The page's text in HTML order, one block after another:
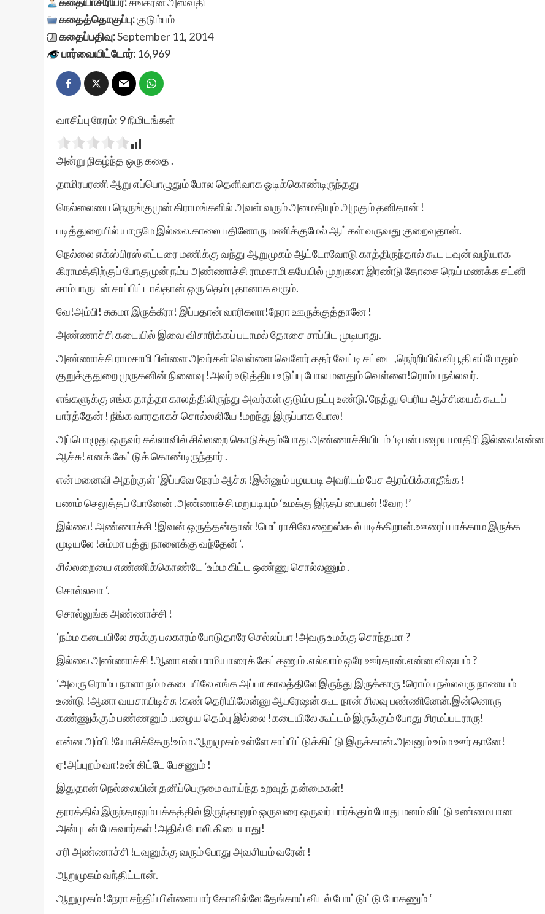
கதைத்தொகுப்பு:குடும்பம்
கதைப்பதிவு:September 11, 2014
பார்வையிட்டோர்: 16,969
வாசிப்பு நேரம்: 9நிமிடங்கள்
அன்று நிகழ்ந்த ஒரு கதை .
தாமிரபரணி ஆறு எப்பொழுதும் போல தெளிவாக ஓடிக்கொண்டிருந்தது
நெல்லையை நெருங்குமுன் கிராமங்களில் அவள் வரும் அமைதியும் அழகும் தனிதான் !
படித்துறையில் யாருமே இல்லை.காலை பதினோரு மணிக்குமேல் ஆட்கள் வருவது குறைவுதான்.
நெல்லை எக்ஸ்பிரஸ் எட்டரை மணிக்கு வந்து ஆறுமுகம் ஆட்டோவோடு காத்திருந்தால் கூட டவுன் வழியாக
கிராமத்திற்குப் போகுமுன் நம்ப அண்ணாச்சி ராமசாமி கபேயில் முறுகலா இரண்டு தோசை நெய் மணக்க சட்னி
சாம்பாருடன் சாப்பிட்டால்தான் ஒரு தெம்பு தானாக வரும்.
வே!அம்பி! சுகமா இருக்கீரா! இப்பதான் வாரிகளா!நேரா ஊருக்குத்தானே !
அண்ணாச்சி கடையில் இவை விசாரிக்கப் படாமல் தோசை சாப்பிட முடியாது.
அண்ணாச்சி ராமசாமி பிள்ளை அவர்கள் வெள்ளை வெளேர் கதர் வேட்டி சட்டை ,நெற்றியில் விபூதி எப்போதும்
குறுக்குதுறை முருகனின் நினைவு !அவர் உடுத்திய உடுப்பு போல மனதும் வெள்ளை!ரொம்ப நல்லவர்.
எங்களுக்கு எங்க தாத்தா காலத்திலிருந்து அவர்கள் குடும்ப நட்பு உண்டு.’நேத்து பெரிய ஆச்சியைக் கூடப்
பார்த்தேன் ! நீங்க வாரதாகச் சொல்லலியே !மறந்து இருப்பாக போல!
அப்பொழுது ஒருவர் கல்லாவில் சில்லறை கொடுக்கும்போது அண்ணாச்சியிடம் ‘டிபன் பழைய மாதிரி இல்லை!என்ன
ஆச்சு! எனக் கேட்டுக் கொண்டிருந்தார் .
என் மனைவி அதற்குள் ‘இப்பவே நேரம் ஆச்சு !இன்னும் பழயபடி அவரிடம் பேச ஆரம்பிக்காதீங்க !
பணம் செலுத்தப் போனேன் .அண்ணாச்சி மறுபடியும் ‘உமக்கு இந்தப் பையன் !வேற !’
இல்லை! அண்ணாச்சி !இவன் ஒருத்தன்தான் !மெட்ராசிலே ஹைஸ்கூல் படிக்கிறான்.ஊரைப் பாக்காம இருக்க
முடியலே !சும்மா பத்து நாளைக்கு வந்தேன் ‘.
சில்லறையை எண்ணிக்கொண்டே ‘உம்ம கிட்ட ஒண்ணு சொல்லணும் .
சொல்லவா ‘.
சொல்லுங்க அண்ணாச்சி !
‘நம்ம கடையிலே சரக்கு பலகாரம் போடுதாரே செல்லப்பா !அவரு உமக்கு சொந்தமா ?
இல்லை அண்ணாச்சி !ஆனா என் மாமியாரைக் கேட்கணும் .எல்லாம் ஒரே ஊர்தான்.என்ன விஷயம் ?
‘அவரு ரொம்ப நாளா நம்ம கடையிலே எங்க அப்பா காலத்திலே இருந்து இருக்காரு !ரொம்ப நல்லவரு நாணயம்
உண்டு !ஆனா வயசாயிடிச்சு !கண் தெரியிலேன்னு ஆபரேஷன் கூட நான் சிலவு பண்ணினேன்.இன்னொரு
கண்ணுக்கும் பண்ணனும் .பழைய தெம்பு இல்லை !கடையிலே கூட்டம் இருக்கும் போது சிரமப்படராரு!
என்ன அம்பி !யோசிக்கேரு!உம்ம ஆறுமுகம் உள்ளே சாப்பிட்டுக்கிட்டு இருக்கான்.அவனும் உம்ம ஊர் தானே!
ஏ!அப்புறம் வா!உன் கிட்டே பேசணும் !
இதுதான் நெல்லையின் தனிப்பெருமை வாய்ந்த உறவுத் தன்மைகள்!
தூரத்தில் இருந்தாலும் பக்கத்தில் இருந்தாலும் ஒருவரை ஒருவர் பார்க்கும் போது மனம் விட்டு உண்மையான
அன்புடன் பேசுவார்கள் !அதில் போலி கிடையாது!
சரி அண்ணாச்சி !டவுனுக்கு வரும் போது அவசியம் வரேன் !
ஆறுமுகம் வந்திட்டான்.
ஆறுமுகம் !நேரா சந்திப் பிள்ளையார் கோவில்லே தேங்காய் விடல் போட்டுட்டு போகணும் ‘
வடிவத்திற்கு உயிர்
கொடுத்து அறிவியல்,
குடும்பம், க்ரைம் என்று
பலதரப்பட்ட
கதைகளை எழுதவும்
தளத்தின் செயல்பாடு